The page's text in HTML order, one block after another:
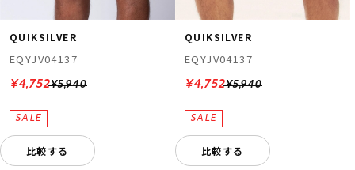
QUIKSILVER
EQYJV04137
¥5,940
¥4,752
比較する
QUIKSILVER
EQYJV04137
¥5,940
¥4,752
比較する